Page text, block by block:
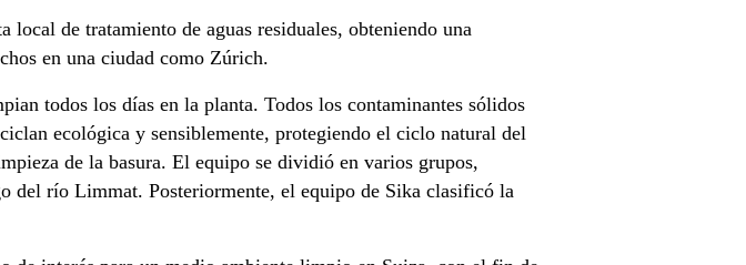
de tratamiento de aguas residuales, obteniendo una
en una ciudad como Zúrich.
todos los días en la planta. Todos los contaminantes sólidos
ecológica y sensiblemente, protegiendo el ciclo natural del
de la basura. El equipo se dividió en varios grupos,
del río Limmat. Posteriormente, el equipo de Sika clasificó la